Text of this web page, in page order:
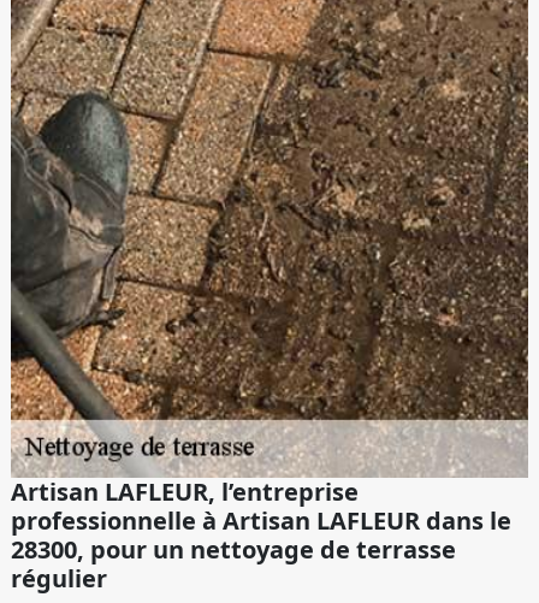
Artisan LAFLEUR, l’entreprise
professionnelle à Artisan LAFLEUR dans le
28300, pour un nettoyage de terrasse
régulier